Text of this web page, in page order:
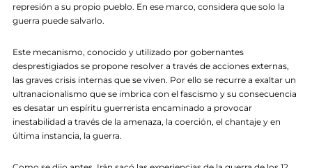
represión a su propio pueblo. En ese marco, considera que solo la
guerra puede salvarlo.
Este mecanismo, conocido y utilizado por gobernantes
desprestigiados se propone resolver a través de acciones externas,
las graves crisis internas que se viven. Por ello se recurre a exaltar un
ultranacionalismo que se imbrica con el fascismo y su consecuencia
es desatar un espíritu guerrerista encaminado a provocar
inestabilidad a través de la amenaza, la coerción, el chantaje y en
última instancia, la guerra.